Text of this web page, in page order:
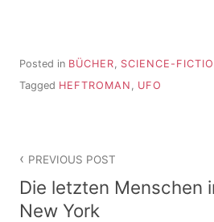
Posted in BÜCHER, SCIENCE-
Tagged HEFTROMAN UFO
PREVIOUS POST
Die letzten Menschen
New York